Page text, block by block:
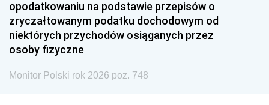
opodatkowaniu na podstawie przepisów o
zryczałtowanym podatku dochodowym od
niektórych przychodów osiąganych przez
osoby fizyczne
Monitor Polski rok 2026 poz. 748